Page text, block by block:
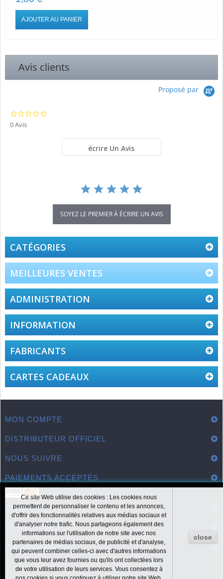
AJOUTER AU PANIER
Avis clients
Proposé par
0 Avis
écrire Un Avis
SOYEZ LE PREMIER À ÉCRIRE UN AVIS
CATÉGORIES
MEILLEURES VENTES
ADMINISTRATION
INFORMATION
FABRICANTS
CARTES CADEAUX
MON COMPTE
DISTRIBUTEUR OFFICIEL
NOUS SUIVRE
PAIEMENTS ACCEPTÉS
CONTACT
Ce site Web utilise des cookies : Les cookies nous
permettent de personnaliser le contenu et les annonces,
d'offrir des fonctionnalités relatives aux médias sociaux et
d'analyser notre trafic. Nous partageons également des
informations sur l'utilisation de notre site avec nos
partenaires de médias sociaux, de publicité et d'analyse,
qui peuvent combiner celles-ci avec d'autres informations
que vous leur avez fournies ou qu'ils ont collectées lors
de votre utilisation de leurs services. Vous consentez à
close
LIENS UTILES
INFORMATIONS